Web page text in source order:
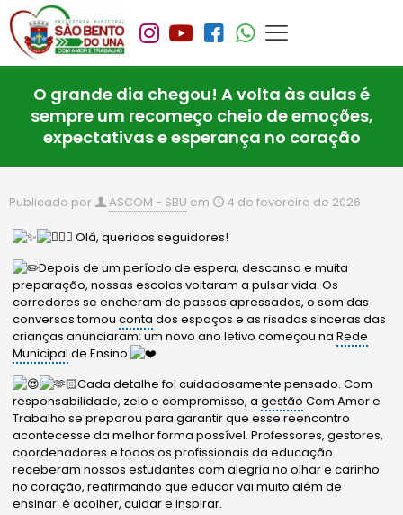
O grande dia chegou! A volta às aulas é
sempre um recomeço cheio de emoções,
expectativas e esperança no coração
Publicado por ASCOM - SBU em 4 de fevereiro de 2026
Olá, queridos seguidores!
Depois de um período de espera, descanso e muita
preparação, nossas escolas voltaram a pulsar vida. Os
corredores se encheram de passos apressados, o som das
conversas tomouconta dos espaços e as risadas sinceras das
crianças anunciaram: um novo ano letivo começou naRede
Municipal de Ensino.
Cada detalhe foi cuidadosamente pensado. Com
responsabilidade, zelo e compromisso, agestão Com Amor e
Trabalho se preparou para garantir que esse reencontro
acontecesse da melhor forma possível. Professores, gestores,
coordenadores e todos os profissionais da educação
receberam nossos estudantes com alegria no olhar e carinho
no coração, reafirmando que educar vai muito além de
ensinar: é acolher, cuidar e inspirar.